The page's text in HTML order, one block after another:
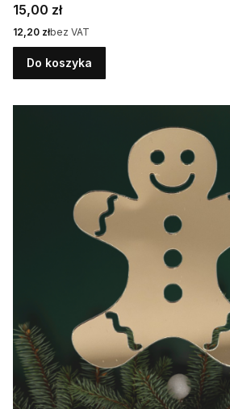
Cena
15,00 zł
Cena
12,20 złbez VAT
Do koszyka